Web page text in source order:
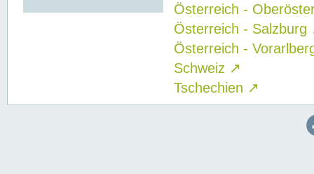
Österreich -
Österreich - Salzburg
Österreich -
Schweiz ↗
Tschechien ↗